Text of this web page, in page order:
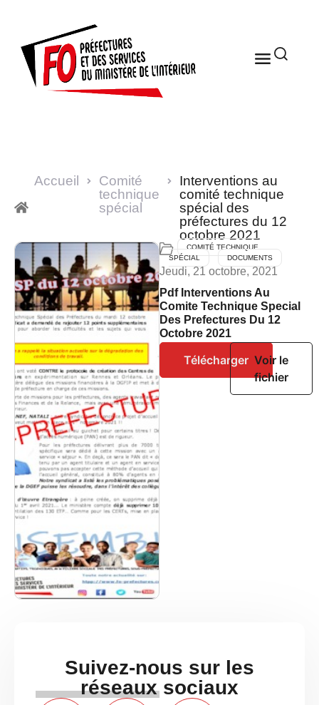
Accueil
Comité
technique
spécial
Interventions au
comité technique
spécial des
préfectures du 12
octobre 2021
COMITÉ TECHNIQUE
SPÉCIAL
DOCUMENTS
Jeudi, 21 octobre, 2021
Pdf Interventions Au
Comite Technique Special
Des Prefectures Du 12
Octobre 2021
Télécharger Voir le
fichier
Suivez-nous sur les
réseaux sociaux